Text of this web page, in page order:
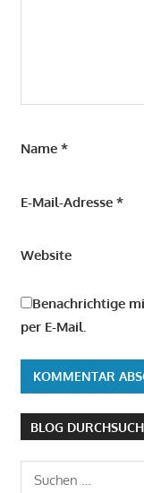
Name *
E-Mail-Adresse *
Website
Benachrichtige
per E-Mail.
BLOG
Suchen